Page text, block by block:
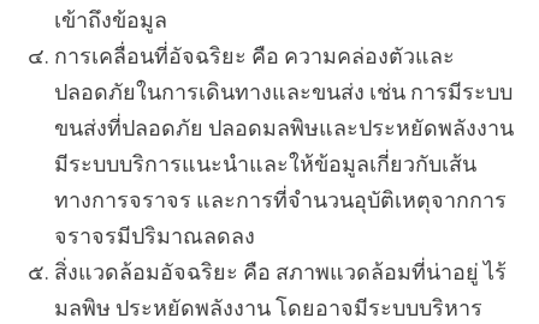
เข้าถึงข้อมูล
การเคลื่อนที่อัจฉริยะ คือ ความคล่องตัวและ
ปลอดภัยในการเดินทางและขนส่ง เช่น การมีระบบ
ขนส่งที่ปลอดภัย ปลอดมลพิษและประหยัดพลังงาน
มีระบบบริการแนะนำและให้ข้อมูลเกี่ยวกับเส้น
ทางการจราจร และการที่จำนวนอุบัติเหตุจากการ
จราจรมีปริมาณลดลง
สิ่งแวดล้อมอัจฉริยะ คือ สภาพแวดล้อมที่น่าอยู่ ไร้
มลพิษ ประหยัดพลังงาน โดยอาจมีระบบบริหาร